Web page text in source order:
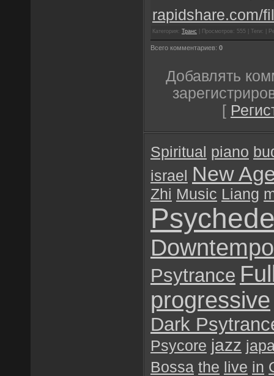
rapidshare.com/
Категория: Транс | Просмотров: 555 | Теги: |
Всего комментариев: 0
Добавлять
[
Spiritual piano
israel New
Zhi Music Liang
Downtempo
Psytrance
progressive
Dark
Psycore jazz
Bossa the live in